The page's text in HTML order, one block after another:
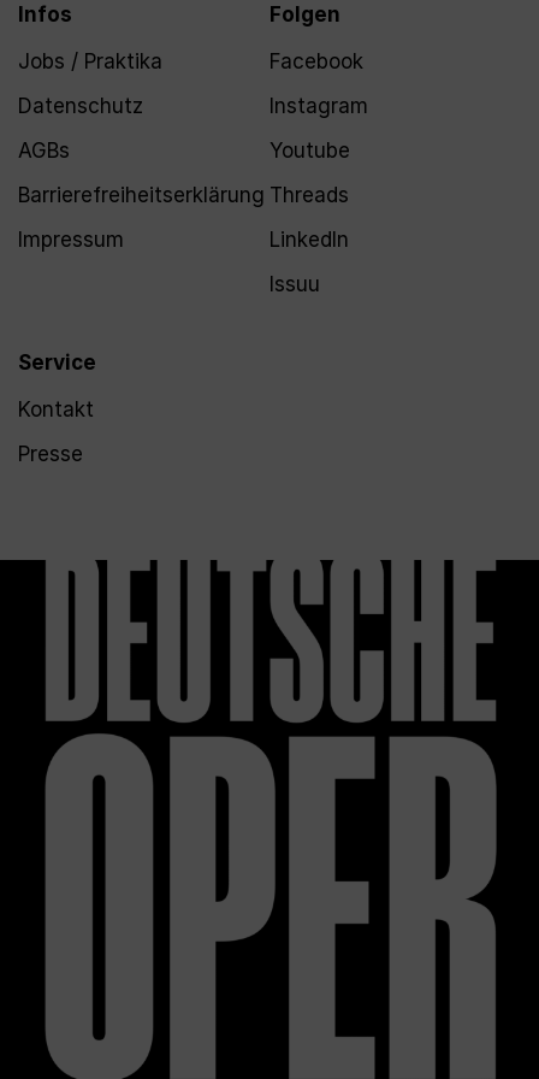
Infos
Jobs / Praktika
Datenschutz
AGBs
Barrierefreiheitserklärung
Impressum
Service
Kontakt
Presse
Folgen
Facebook
Instagram
Youtube
Threads
LinkedIn
Issuu